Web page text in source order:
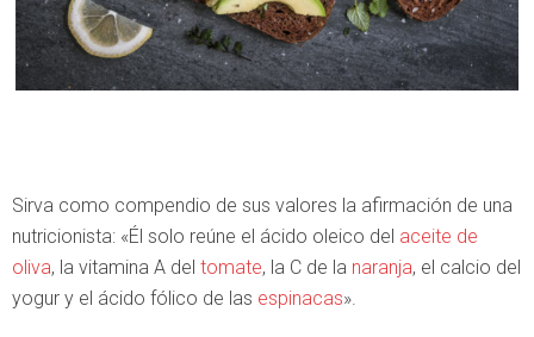
Sirva como compendio de sus valores la afirmación de una
nutricionista: «Él solo reúne el ácido oleico del aceite de
oliva, la vitamina A del tomate, la C de la naranja, el calcio del
yogur y el ácido fólico de las espinacas».